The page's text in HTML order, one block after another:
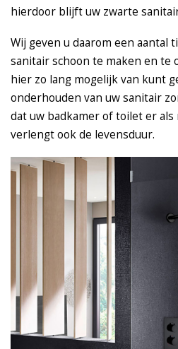
hierdoor blijft uw zwarte
Wij geven u daarom een aantal
sanitair schoon te maken en te
hier zo lang mogelijk van kunt
onderhouden van uw sanitair
dat uw badkamer of toilet er
verlengt ook de levensduur.